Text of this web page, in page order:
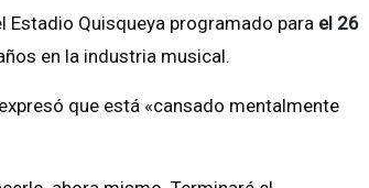
Estadio Quisqueya programado para el 26
en la industria musical.
que está «cansado mentalmente